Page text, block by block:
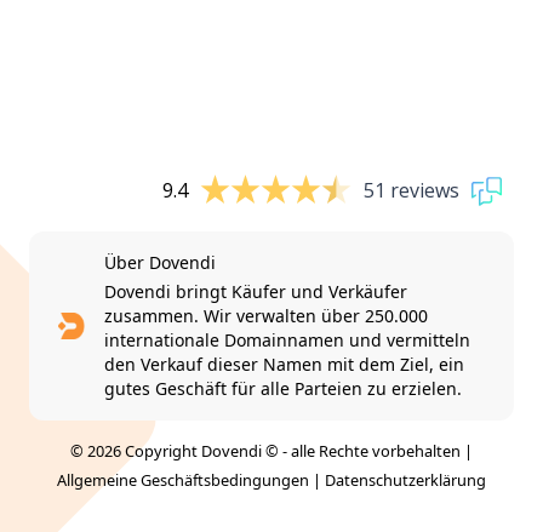
9.4 51 reviews
Über Dovendi
Dovendi bringt Käufer und Verkäufer
zusammen. Wir verwalten über 250.000
internationale Domainnamen und vermitteln
den Verkauf dieser Namen mit dem Ziel, ein
gutes Geschäft für alle Parteien zu erzielen.
© 2026 Copyright Dovendi © - alle Rechte vorbehalten |
Allgemeine Geschäftsbedingungen | Datenschutzerklärung